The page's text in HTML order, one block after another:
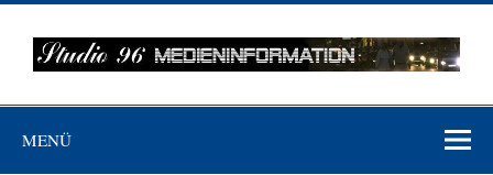
Zum
springen
MEDIENINFO-
BERLIN
MENÜ